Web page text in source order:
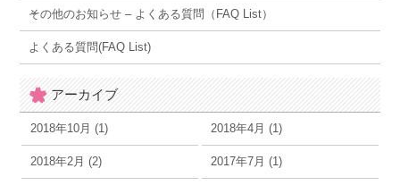
その他のお知らせ – よくある質問（FAQ List）
よくある質問(FAQ List)
アーカイブ
2018年10月 (1) 2018年4月 (1)
2018年2月 (2) 2017年7月 (1)